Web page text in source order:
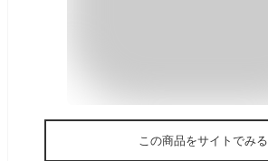
この商品をサイトでみる